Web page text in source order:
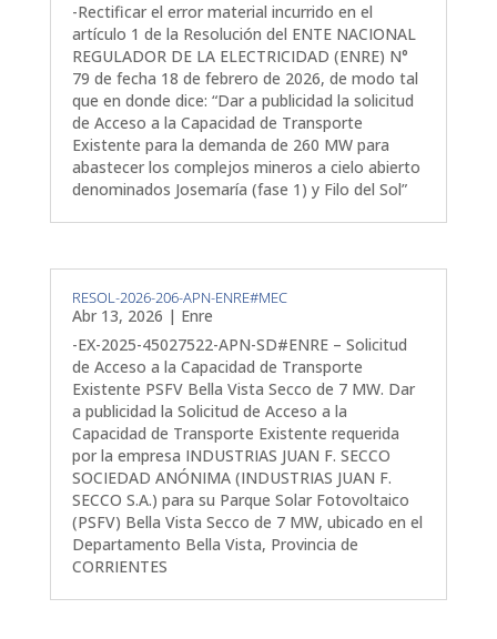
-Rectificar el error material incurrido en el
artículo 1 de la Resolución del ENTE NACIONAL
REGULADOR DE LA ELECTRICIDAD (ENRE) N°
79 de fecha 18 de febrero de 2026, de modo tal
que en donde dice: “Dar a publicidad la solicitud
de Acceso a la Capacidad de Transporte
Existente para la demanda de 260 MW para
abastecer los complejos mineros a cielo abierto
denominados Josemaría (fase 1) y Filo del Sol”
RESOL-2026-206-APN-ENRE#MEC
Abr 13, 2026 | Enre
-EX-2025-45027522-APN-SD#ENRE – Solicitud
de Acceso a la Capacidad de Transporte
Existente PSFV Bella Vista Secco de 7 MW. Dar
a publicidad la Solicitud de Acceso a la
Capacidad de Transporte Existente requerida
por la empresa INDUSTRIAS JUAN F. SECCO
SOCIEDAD ANÓNIMA (INDUSTRIAS JUAN F.
SECCO S.A.) para su Parque Solar Fotovoltaico
(PSFV) Bella Vista Secco de 7 MW, ubicado en el
Departamento Bella Vista, Provincia de
CORRIENTES